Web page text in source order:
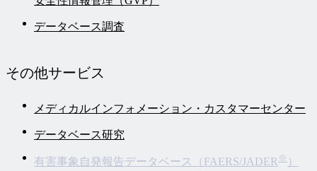
データベース調査
その他サービス
メディカルインフォメーション・カスタマーセンター
データベース研究
有害事象自発報告データベース（FAERS/JADER ※ ）